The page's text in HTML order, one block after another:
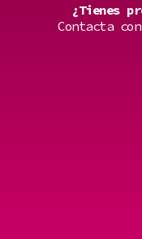
¿Tienes
Contacta con